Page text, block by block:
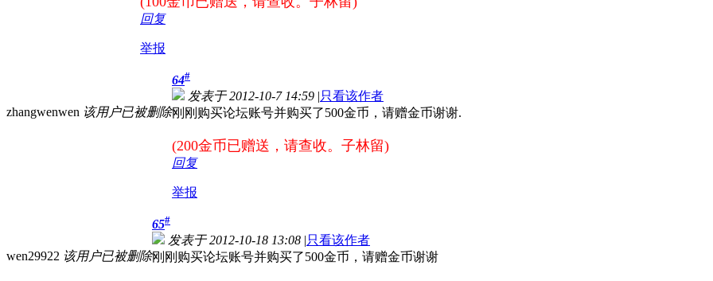
回复
举报
zhangwenwen 该用户已被删除
64#
发表于 2012-10-7 14:59 |只看该作者
刚刚购买论坛账号并购买了500金币，请赠金币谢谢.
(200金币已赠送，请查收。子林留)
回复
举报
wen29922 该用户已被删除
65#
发表于 2012-10-18 13:08 |只看该作者
刚刚购买论坛账号并购买了500金币，请赠金币谢谢